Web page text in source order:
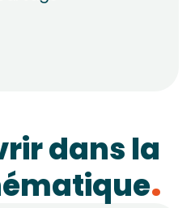
dans la